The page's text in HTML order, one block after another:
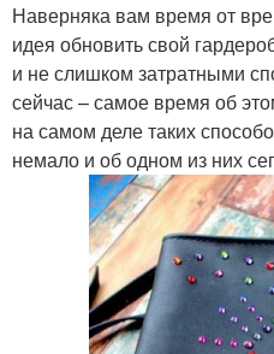
Наверняка вам время от
идея обновить свой
и не слишком затратными
сейчас – самое время об
на самом деле таких
немало и об одном из них